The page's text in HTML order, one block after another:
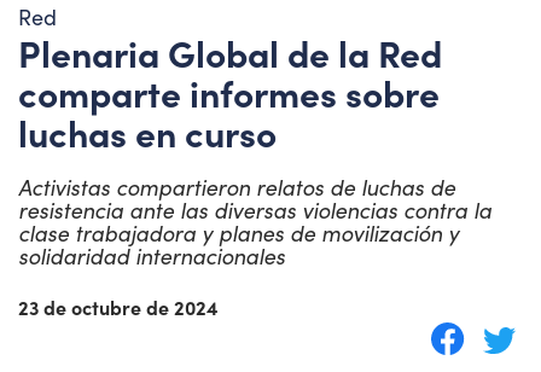
Red
Plenaria Global de la Red
comparte informes sobre
luchas en curso
Activistas compartieron relatos de luchas de
resistencia ante las diversas violencias contra la
clase trabajadora y planes de movilización y
solidaridad internacionales
23 de octubre de 2024